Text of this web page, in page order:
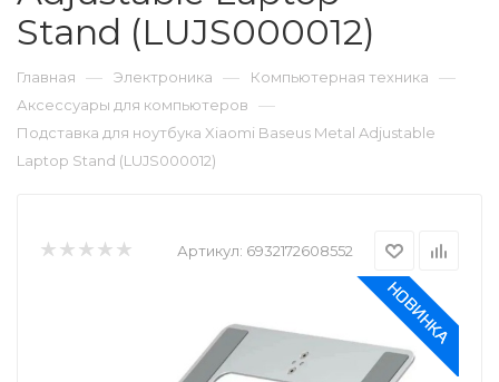
Stand (LUJS000012)
Главная — Электроника — Компьютерная техника —
Аксессуары для компьютеров —
Подставка для ноутбука Xiaomi Baseus Metal Adjustable
Laptop Stand (LUJS000012)
Артикул: 6932172608552